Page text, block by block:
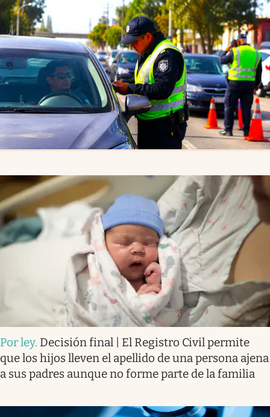
Por ley. Decisión final | El Registro Civil permite
que los hijos lleven el apellido de una persona ajena
a sus padres aunque no forme parte de la familia